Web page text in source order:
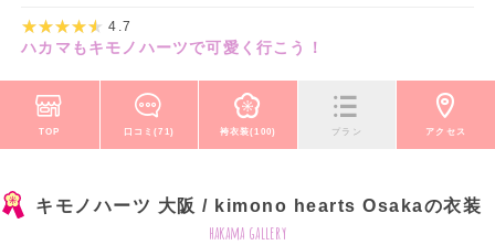
4.7
ハカマもキモノハーツで可愛く行こう！
TOP 口コミ(71) 袴衣装(100) プラン アクセス
キモノハーツ 大阪 / kimono hearts Osakaの衣装
hakama gallery